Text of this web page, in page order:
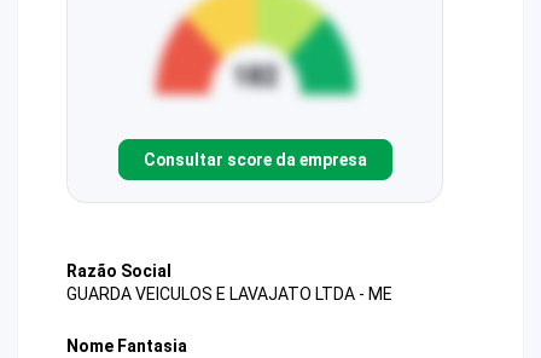
Consultar score da empresa
Razão Social
GUARDA VEICULOS E LAVAJATO LTDA - ME
Nome Fantasia